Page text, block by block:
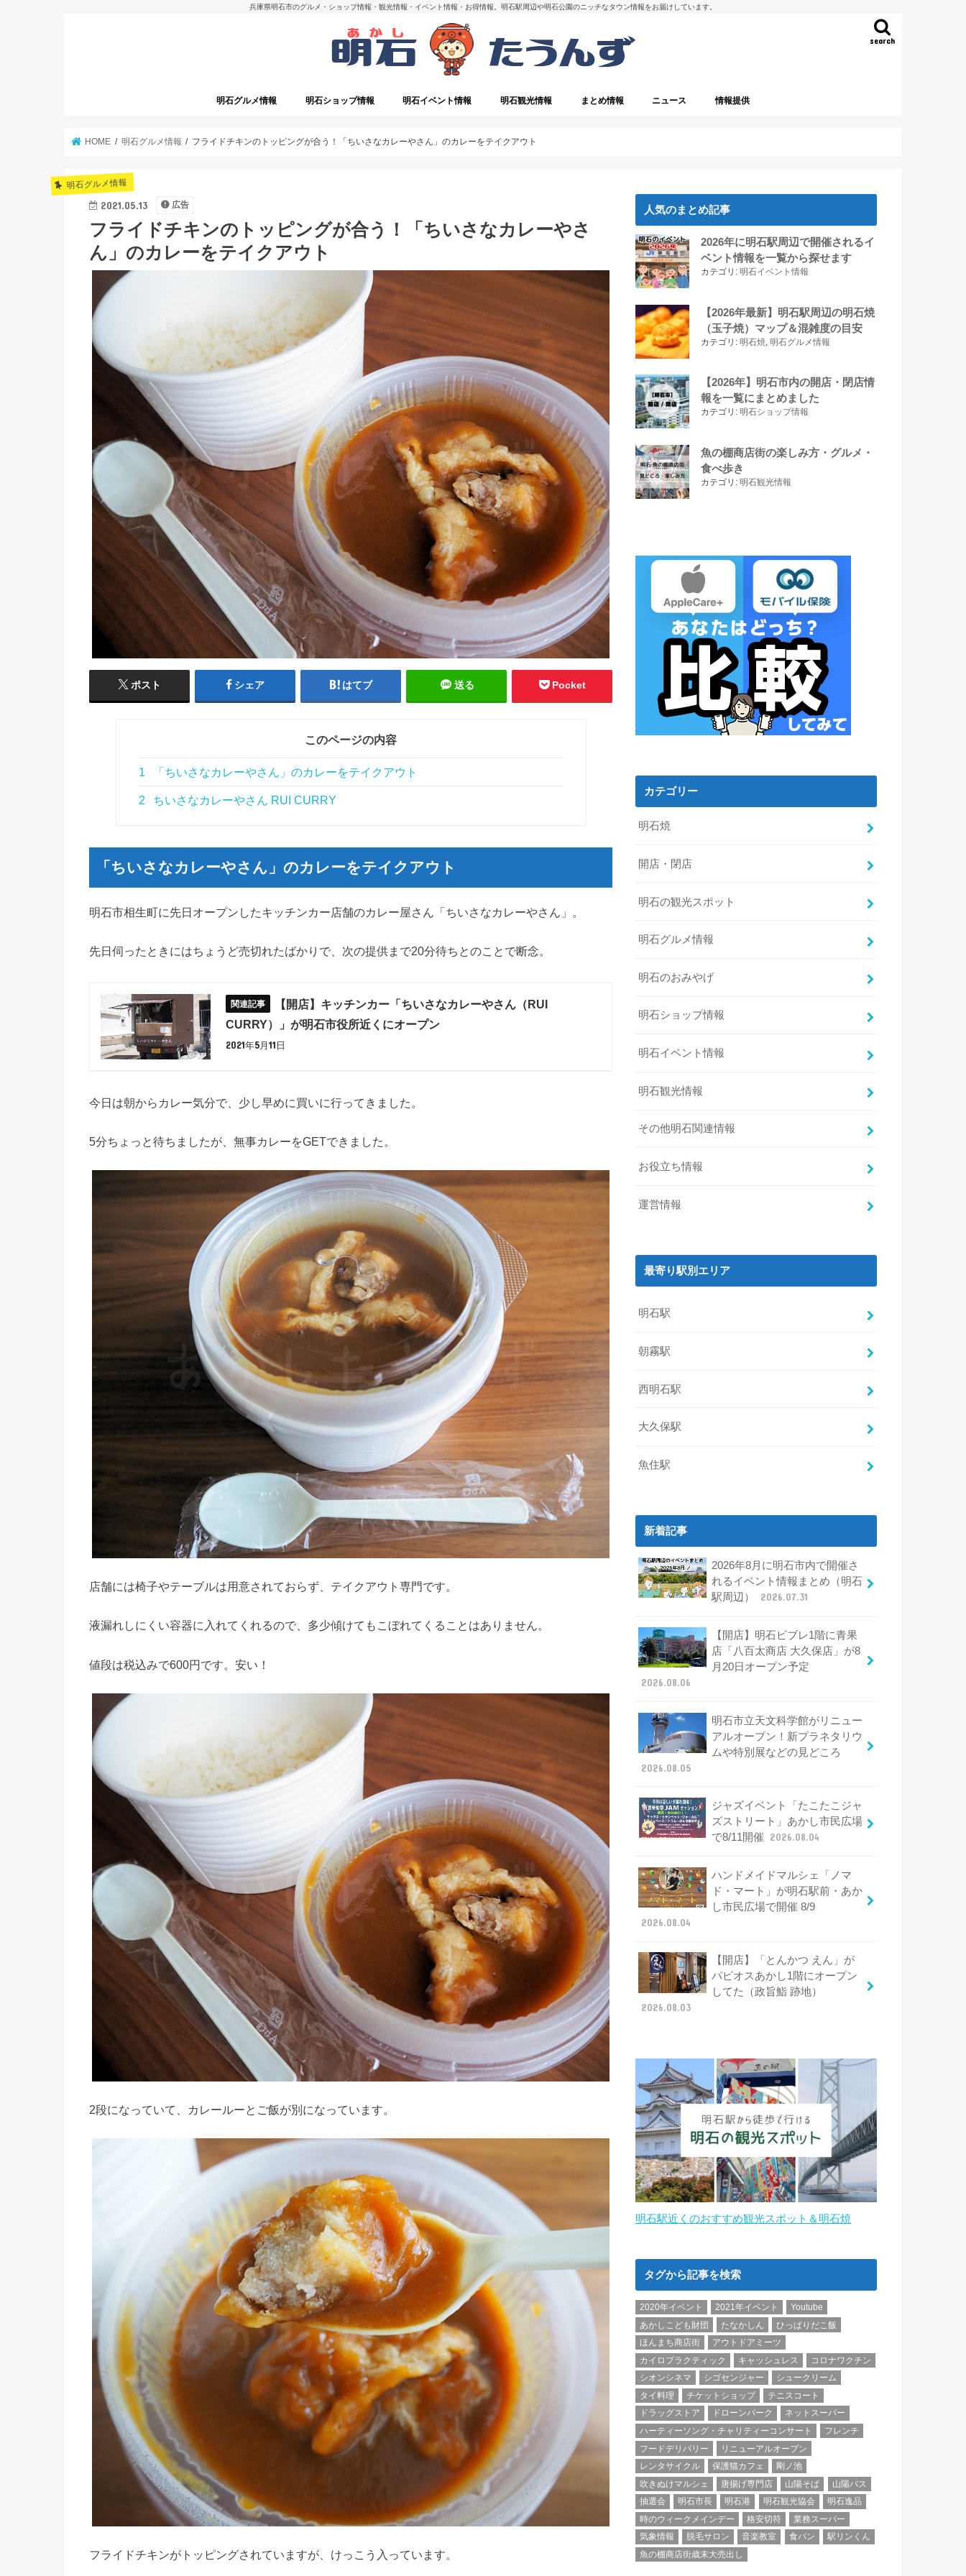
兵庫県明石市のグルメ・ショップ情報・観光情報・イベント情報・お得情報。明石駅周辺や明石公園のニッチなタウン情報をお届けしています。
search
明石グルメ情報 明石ショップ情報 明石イベント情報 明石観光情報 まとめ情報 ニュース 情報提供
HOME 明石グルメ情報 フライドチキンのトッピングが合う！「ちいさなカレーやさん」のカレーをテイクアウト
明石グルメ情報
2021.05.13 広告
フライドチキンのトッピングが合う！「ちいさなカレーやさ
ん」のカレーをテイクアウト
ポスト シェア はてブ 送る Pocket
このページの内容
1 「ちいさなカレーやさん」のカレーをテイクアウト
2 ちいさなカレーやさん RUI CURRY
「ちいさなカレーやさん」のカレーをテイクアウト
明石市相生町に先日オープンしたキッチンカー店舗のカレー屋さん「ちいさなカレーやさん」。
先日伺ったときにはちょうど売切れたばかりで、次の提供まで20分待ちとのことで断念。
【開店】キッチンカー「ちいさなカレーやさん（RUI
CURRY）」が明石市役所近くにオープン
2021年5月11日
今日は朝からカレー気分で、少し早めに買いに行ってきました。
5分ちょっと待ちましたが、無事カレーをGETできました。
店舗には椅子やテーブルは用意されておらず、テイクアウト専門です。
液漏れしにくい容器に入れてくれるので、多少傾けてもこぼれてくることはありません。
値段は税込みで600円です。安い！
2段になっていて、カレールーとご飯が別になっています。
フライドチキンがトッピングされていますが、けっこう入っています。
人気のまとめ記事
2026年に明石駅周辺で開催されるイ
ベント情報を一覧から探せます
カテゴリ: 明石イベント情報
【2026年最新】明石駅周辺の明石焼
（玉子焼）マップ＆混雑度の目安
カテゴリ: 明石焼 明石グルメ情報
【2026年】明石市内の開店・閉店情
報を一覧にまとめました
カテゴリ: 明石ショップ情報
魚の棚商店街の楽しみ方・グルメ・
食べ歩き
カテゴリ: 明石観光情報
カテゴリー
明石焼
開店・閉店
明石の観光スポット
明石グルメ情報
明石のおみやげ
明石ショップ情報
明石イベント情報
明石観光情報
その他明石関連情報
お役立ち情報
運営情報
最寄り駅別エリア
明石駅
朝霧駅
西明石駅
大久保駅
魚住駅
新着記事
2026年8月に明石市内で開催さ
れるイベント情報まとめ（明石
駅周辺）
2026.07.31
【開店】明石ビブレ1階に青果
店「八百太商店 大久保店」が8
月20日オープン予定
2026.08.06
明石市立天文科学館がリニュー
アルオープン！新プラネタリウ
ムや特別展などの見どころ
2026.08.05
ジャズイベント「たこたこジャ
ズストリート」あかし市民広場
で8/11開催
2026.08.04
ハンドメイドマルシェ「ノマ
ド・マート」が明石駅前・あか
し市民広場で開催 8/9
2026.08.04
【開店】「とんかつ えん」が
パピオスあかし1階にオープン
してた（政旨鮨 跡地）
2026.08.03
明石駅近くのおすすめ観光スポット＆明石焼
タグから記事を検索
2020年イベント 2021年イベント
Youtube
あかしこども財団
たなかしん
ひっぱりだこ飯
ほんまち商店街
アウトドアミーツ
カイロプラクティック
キャッシュレス
コロナワクチン
シオンシネマ
シゴセンジャー
シュークリーム
タイ料理
チケットショップ
テニスコート
ドラッグストア
ドローンパーク
ネットスーパー
ハーティーソング・チャリティーコンサート
フレンチ
フードデリバリー
リニューアルオープン
レンタサイクル
保護猫カフェ
剛ノ池
吹きぬけマルシェ
唐揚げ専門店 山陽そば
山陽バス
抽選会
明石市長 明石港 明石観光協会
明石逸品
時のウィークメインデー
格安切符
業務スーパー
気象情報
脱毛サロン 音楽教室 食パン
駅リンくん
魚の棚商店街歳末大売出し